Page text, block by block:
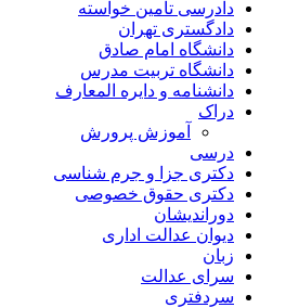
دادرسی تامین خواسته
دادگستری تهران
دانشگاه امام صادق
دانشگاه تربیت مدرس
دانشنامه و دایره المعارف
دراک
آموزش پرورش
درسی
دکتری جزا و جرم شناسی
دکتری حقوق خصوصی
دوراندیشان
دیوان عدالت اداری
زبان
سرای عدالت
سردفتری